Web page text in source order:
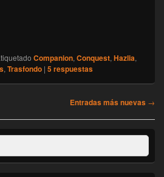
Trasfondo: Los Nords y las
Companion, Conquest, Hazlia,
, Trasfondo | 5respuestas
Entradas más nuevas →